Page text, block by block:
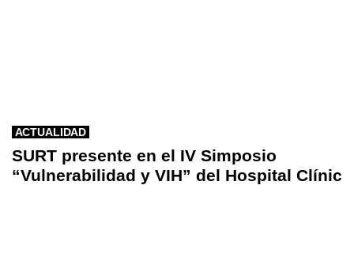
ACTUALIDAD
SURT presente en el IV Simposio
“Vulnerabilidad y VIH” del Hospital Clínic